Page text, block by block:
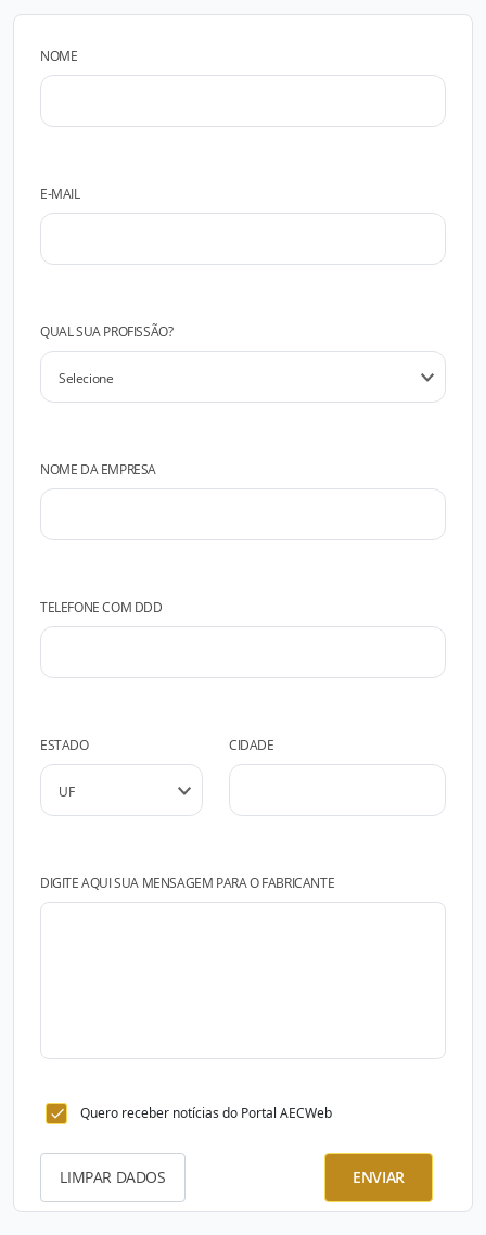
NOME
E-MAIL
QUAL SUA PROFISSÃO?
NOME DA EMPRESA
TELEFONE COM DDD
ESTADO CIDADE
DIGITE AQUI SUA MENSAGEM PARA O FABRICANTE
Quero receber notícias do Portal AECWeb
LIMPAR DADOS ENVIAR